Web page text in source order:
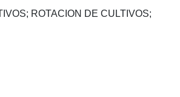
ROTACION DE CULTIVOS;